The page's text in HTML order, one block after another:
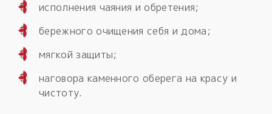
исполнения чаяния и обретения;
бережного очищения себя и дома;
мягкой защиты;
наговора каменного оберега на красу и
чистоту.